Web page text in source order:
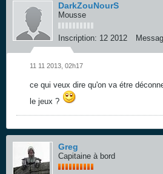
DarkZouNourS
Mousse
Inscription: 12 2012
11 11 2013, 02h17
ce qui veux dire qu'on va étre
le jeux ?
Greg
Capitaine à bord